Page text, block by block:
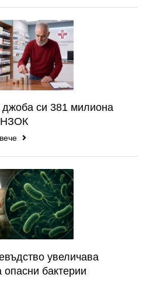
джоба си 381 милиона
НЗОК
увеличава
опасни бактерии